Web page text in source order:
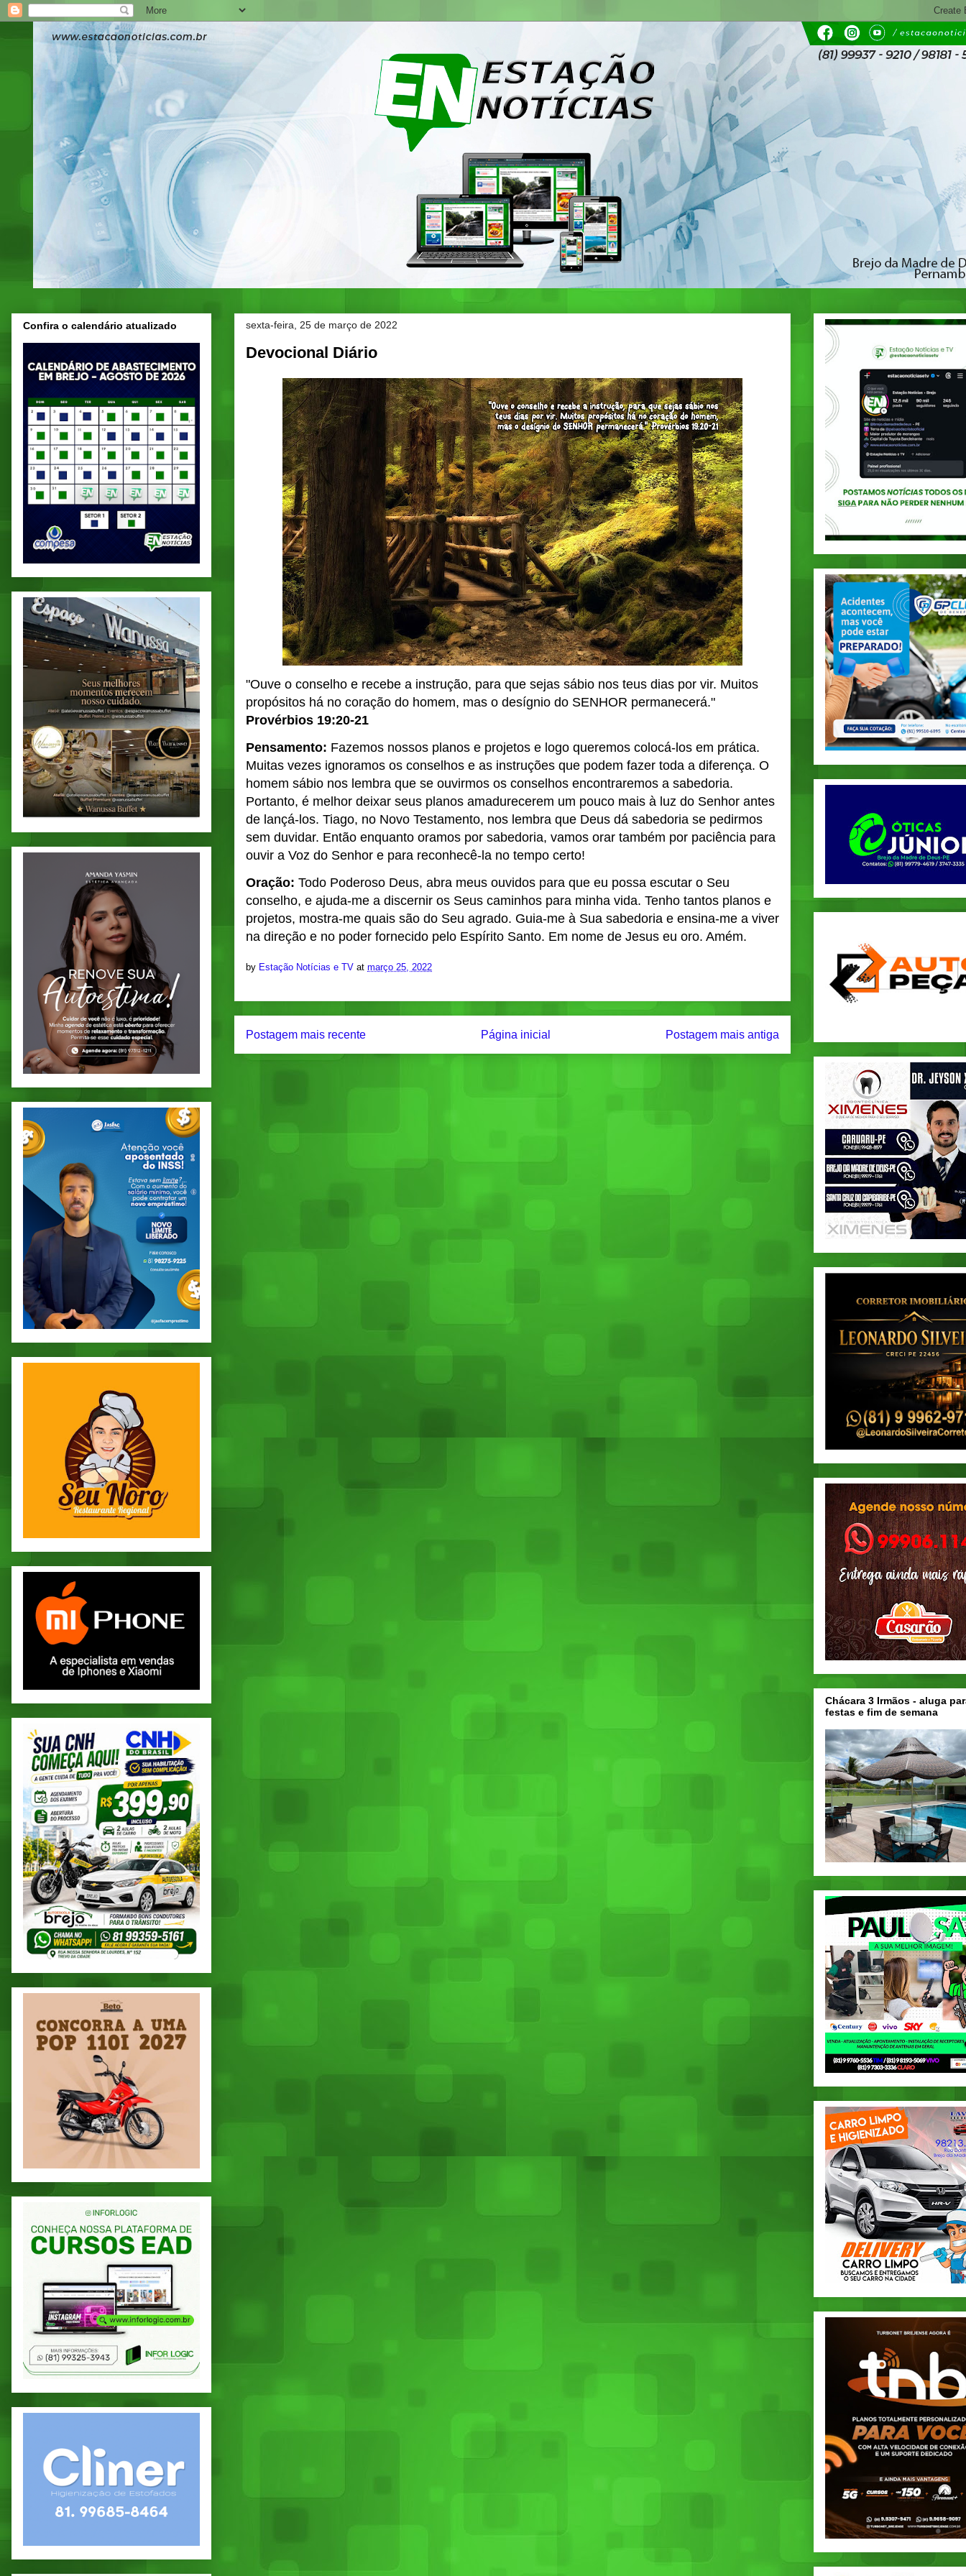
sexta-feira, 25 de março de 2022
Devocional Diário
"Ouve o conselho e recebe a instrução, para que sejas sábio nos teus dias por vir. Muitos
propósitos há no coração do homem, mas o desígnio do SENHOR permanecerá."
Provérbios 19:20-21
Pensamento: Fazemos nossos planos e projetos e logo queremos colocá-los em prática.
Muitas vezes ignoramos os conselhos e as instruções que podem fazer toda a diferença. O
homem sábio nos lembra que se ouvirmos os conselhos encontraremos a sabedoria.
Portanto, é melhor deixar seus planos amadurecerem um pouco mais à luz do Senhor antes
de lançá-los. Tiago, no Novo Testamento, nos lembra que Deus dá sabedoria se pedirmos
sem duvidar. Então enquanto oramos por sabedoria, vamos orar também por paciência para
ouvir a Voz do Senhor e para reconhecê-la no tempo certo!
Oração: Todo Poderoso Deus, abra meus ouvidos para que eu possa escutar o Seu
conselho, e ajuda-me a discernir os Seus caminhos para minha vida. Tenho tantos planos e
projetos, mostra-me quais são do Seu agrado. Guia-me à Sua sabedoria e ensina-me a viver
na direção e no poder fornecido pelo Espírito Santo. Em nome de Jesus eu oro. Amém.
by Estação Notícias e TV at março 25, 2022
Postagem mais recente Postagem mais antiga
Página inicial
Confira o calendário atualizado
Chácara 3 Irmãos - aluga
festas e fim de semana